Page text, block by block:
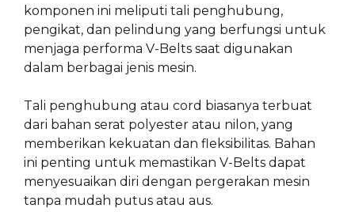
komponen ini meliputi tali penghubung,
pengikat, dan pelindung yang berfungsi untuk
menjaga performa V-Belts saat digunakan
dalam berbagai jenis mesin.
Tali penghubung atau cord biasanya terbuat
dari bahan serat polyester atau nilon, yang
memberikan kekuatan dan fleksibilitas. Bahan
ini penting untuk memastikan V-Belts dapat
menyesuaikan diri dengan pergerakan mesin
tanpa mudah putus atau aus.